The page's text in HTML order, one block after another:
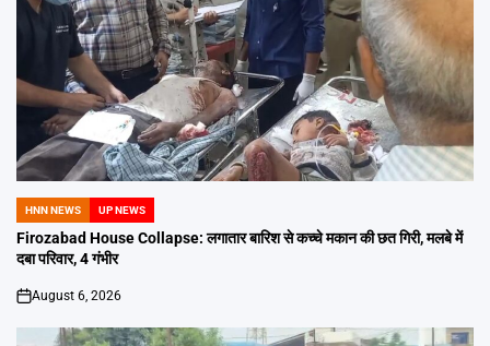
POSTED
IN
HNN NEWS UP NEWS
Firozabad House Collapse: लगातार बारिश से कच्चे मकान की छत गिरी, मलबे में
दबा परिवार, 4 गंभीर
on
August 6, 2026